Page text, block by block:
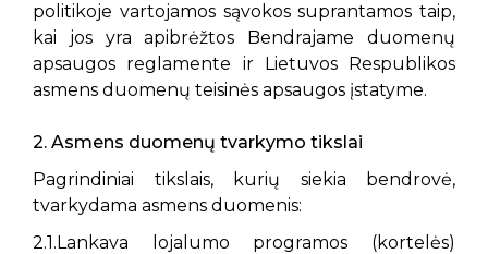
politikoje vartojamos sąvokos suprantamos taip,
kai jos yra apibrėžtos Bendrajame duomenų
apsaugos reglamente ir Lietuvos Respublikos
asmens duomenų teisinės apsaugos įstatyme.
2. Asmens duomenų tvarkymo tikslai
Pagrindiniai tikslais, kurių siekia bendrovė,
tvarkydama asmens duomenis:
2.1.Lankava lojalumo programos (kortelės)